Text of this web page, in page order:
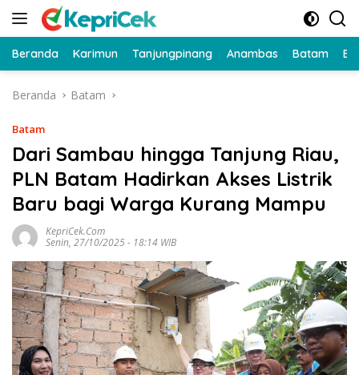
Langsung
Beranda Karimun Tanjungpinang Anambas Batam
Beranda Batam
Batam
Dari Sambau hingga Tanjung Riau,
PLN Batam Hadirkan Akses Listrik
Baru bagi Warga Kurang Mampu
KepriCek.com
Senin, 27/10/2025 - 18:14 WIB